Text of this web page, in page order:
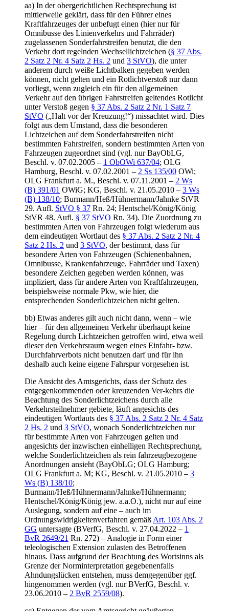
aa) In der obergerichtlichen Rechtsprechung ist
mittlerweile geklärt, dass für den Führer eines
Kraftfahrzeuges der unbefugt einen (hier nur für
Omnibusse des Linienverkehrs und Fahrräder)
zugelassenen Sonderfahrstreifen benutzt, die den
Verkehr dort regelnden Wechsellichtzeichen (§ 37 Abs.
2 Satz 2 Nr. 4 Satz 2 Hs. 2 und 3 StVO), die unter
anderem durch weiße Lichtbalken gegeben werden
können, nicht gelten und ein Rotlichtverstoß nur dann
vorliegt, wenn zugleich ein für den allgemeinen
Verkehr auf den übrigen Fahrstreifen geltendes Rotlicht
unter Verstoß gegen § 37 Abs. 2 Satz 2 Nr. 1 Satz 7
StVO („Halt vor der Kreuzung!“) missachtet wird. Dies
folgt aus dem Umstand, dass die besonderen
Lichtzeichen auf dem Sonderfahrstreifen nicht
bestimmten Fahrstreifen, sondern bestimmten Arten von
Fahrzeugen zugeordnet sind (vgl. nur BayObLG,
Beschl. v. 07.02.2005 – 1 ObOWi 637/04; OLG
Hamburg, Beschl. v. 07.02.2001 – 2 Ss 135/00 OWi;
OLG Frankfurt a. M., Beschl. v. 07.11.2001 – 2 Ws
(B) 391/01 OWiG; KG, Beschl. v. 21.05.2010 – 3 Ws
(B) 138/10; Burmann/Heß/Hühnermann/Jahnke StVR
29. Aufl. StVO § 37 Rn. 24; Hentschel/König/König
StVR 48. Aufl. § 37 StVO Rn. 34). Die Zuordnung zu
bestimmten Arten von Fahrzeugen folgt wiederum aus
dem eindeutigen Wortlaut des § 37 Abs. 2 Satz 2 Nr. 4
Satz 2 Hs. 2 und 3 StVO, der bestimmt, dass für
besondere Arten von Fahrzeugen (Schienenbahnen,
Omnibusse, Krankenfahrzeuge, Fahrräder und Taxen)
besondere Zeichen gegeben werden können, was
impliziert, dass für andere Arten von Kraftfahrzeugen,
beispielsweise normale Pkw, wie hier, die
entsprechenden Sonderlichtzeichen nicht gelten.
bb) Etwas anderes gilt auch nicht dann, wenn – wie
hier – für den allgemeinen Verkehr überhaupt keine
Regelung durch Lichtzeichen getroffen wird, etwa weil
dieser den Verkehrsraum wegen eines Einfahr- bzw.
Durchfahrverbots nicht benutzen darf und für ihn
deshalb auch keine eigene Fahrspur vorgesehen ist.
Die Ansicht des Amtsgerichts, dass der Schutz des
entgegenkommenden oder kreuzenden Ver-kehrs die
Beachtung des Sonderlichtzeichens durch alle
Verkehrsteilnehmer gebiete, läuft angesichts des
eindeutigen Wortlauts des § 37 Abs. 2 Satz 2 Nr. 4 Satz
2 Hs. 2 und 3 StVO, wonach Sonderlichtzeichen nur
für bestimmte Arten von Fahrzeugen gelten und
angesichts der inzwischen einhelligen Rechtsprechung,
welche Sonderlichtzeichen als rein fahrzeugbezogene
Anordnungen ansieht (BayObLG; OLG Hamburg;
OLG Frankfurt a. M; KG, Beschl. v. 21.05.2010 – 3
Ws (B) 138/10;
Burmann/Heß/Hühnermann/Jahnke/Hühnermann;
Hentschel/König/König jew. a.a.O.), nicht nur auf eine
Auslegung, sondern auf eine – auch im
Ordnungswidrigkeitenverfahren gemäß Art. 103 Abs. 2
GG untersagte (BVerfG, Beschl. v. 27.04.2022 – 1
BvR 2649/21 Rn. 272) – Analogie in Form einer
teleologischen Extension zulasten des Betroffenen
hinaus. Dass aufgrund der Beachtung des Wortsinns als
Grenze der Norminterpretation gegebenenfalls
Ahndungslücken entstehen, muss demgegenüber ggf.
hingenommen werden (vgl. nur BVerfG, Beschl. v.
23.06.2010 – 2 BvR 2559/08).